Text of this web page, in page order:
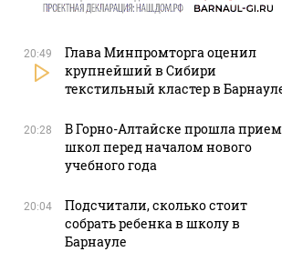
20:49
Глава Минпромторга оценил
крупнейший в Сибири
текстильный кластер в
20:28
В Горно-Алтайске прошла
школ перед началом нового
учебного года
20:04
Подсчитали, сколько стоит
собрать ребенка в школу в
Барнауле